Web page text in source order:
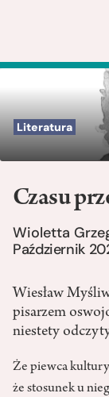
Literatura
Czasu
Wioletta
Październik
Wiesław
pisarzem
niestety
Że piewca
że stosunek u